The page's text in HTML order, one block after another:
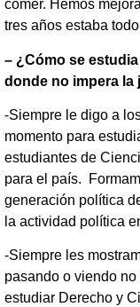
comer. Hemos
tres años estaba
– ¿Cómo se
donde no impera la
-Siempre le digo a
momento para
estudiantes de
para el país.
generación política
la actividad política
-Siempre les
pasando o viendo
estudiar Derecho y